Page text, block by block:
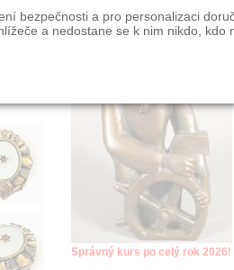
Správný kurs po celý rok 2026!
bezpečnosti a pro personalizaci
a nedostane se k nim nikdo, kdo